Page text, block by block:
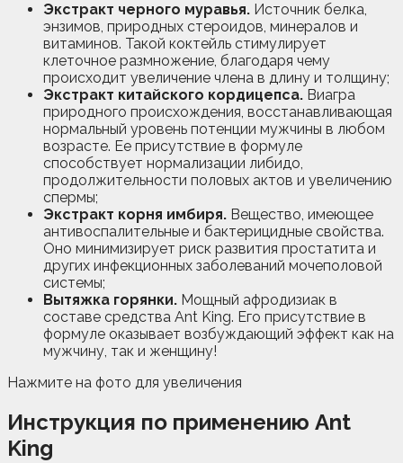
Экстракт черного муравья. Источник белка,
энзимов, природных стероидов, минералов и
витаминов. Такой коктейль стимулирует
клеточное размножение, благодаря чему
происходит увеличение члена в длину и толщину;
Экстракт китайского кордицепса. Виагра
природного происхождения, восстанавливающая
нормальный уровень потенции мужчины в любом
возрасте. Ее присутствие в формуле
способствует нормализации либидо,
продолжительности половых актов и увеличению
спермы;
Экстракт корня имбиря. Вещество, имеющее
антивоспалительные и бактерицидные свойства.
Оно минимизирует риск развития простатита и
других инфекционных заболеваний мочеполовой
системы;
Вытяжка горянки. Мощный афродизиак в
составе средства Ant King. Его присутствие в
формуле оказывает возбуждающий эффект как на
мужчину, так и женщину!
Нажмите на фото для увеличения
Инструкция по применению Ant
King